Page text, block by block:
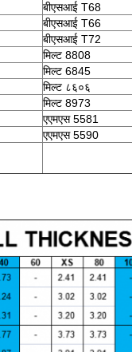
बीएसआई T68
बीएसआई T66
बीएसआई T72
मिल्ट 8808
मिल्ट 6845
मिल्ट ८६०६
मिल्ट 8973
एएमएस 5581
एएमएस 5590